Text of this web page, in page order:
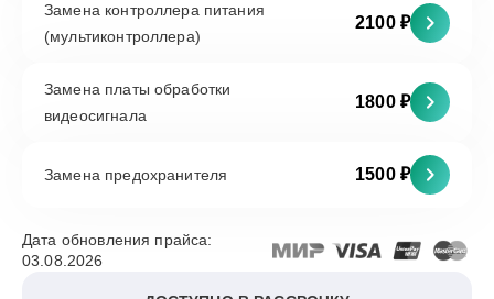
Замена контроллера питания
(мультиконтроллера)
2100 ₽
Замена платы обработки
видеосигнала
1800 ₽
Замена предохранителя 1500 ₽
Дата обновления прайса:
03.08.2026